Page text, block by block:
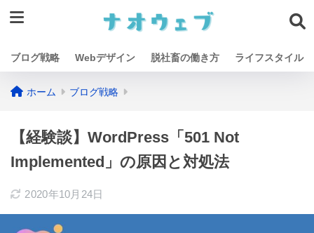
ブログ戦略 Webデザイン 脱社畜の働き方 ライフスタイル
ホーム ブログ戦略
【経験談】WordPress「501 Not
Implemented」の原因と対処法
2020年10月24日